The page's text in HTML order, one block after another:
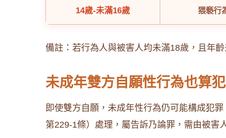
14歲-未滿16歲 猥褻行
備註：若行為人與被害人均未滿18歲，且年
未成年雙方自願性行為也算
即使雙方自願，未成年性行為仍可能構成犯
第229-1條）處理，屬告訴乃論罪，需由被害